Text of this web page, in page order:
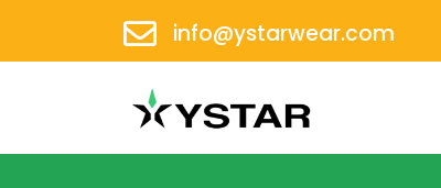
info@ystarwear.com